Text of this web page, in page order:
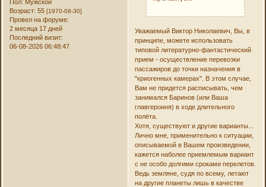
Пол: Мужской
Возраст: 55[1970-08-30]
Провел на форуме:
2 месяца 17 дней
Последний визит:
06-08-2026 06:48:47
Уважаемый Виктор Николаевич, Вы, в
принципе, можете использовать
типовой литературно-фантастический
прием - осуществление перевозки
пассажиров до точки назначения в
"криогенных камерах". В этом случае,
Вам не придется расписывать, чем
занимался Баринов (или Ваша
главгероиня) в ходе длительного
полёта.
Хотя, существуют и другие варианты...
Лично мне, применительно к ситуации,
описываемой в Вашем произведении,
кажется наболее приемлемым вариант
с не особо долгими сроками перелетов.
Ведь земляне, судя по всему, летают
на другие планеты лишь в качестве